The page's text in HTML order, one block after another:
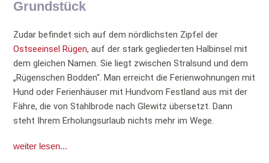
Grundstück
Zudar befindet sich auf dem nördlichsten Zipfel der
Ostseeinsel Rügen, auf der stark gegliederten Halbinsel mit
dem gleichen Namen. Sie liegt zwischen Stralsund und dem
„Rügenschen Bodden“. Man erreicht die Ferienwohnungen mit
Hund oder Ferienhäuser mit Hundvom Festland aus mit der
Fähre, die von Stahlbrode nach Glewitz übersetzt. Dann
steht Ihrem Erholungsurlaub nichts mehr im Wege.
weiter lesen...